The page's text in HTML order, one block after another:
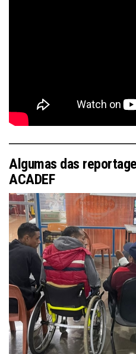
Algumas das
ACADEF